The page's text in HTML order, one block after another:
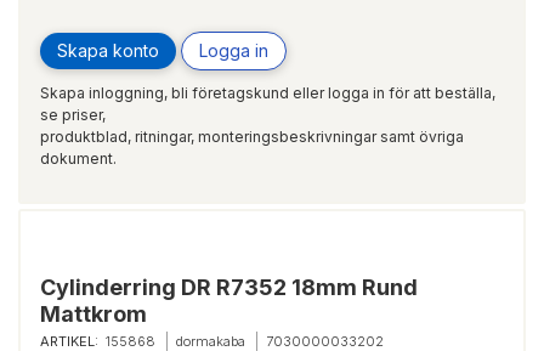
Skapa konto Logga in
Skapa inloggning, bli företagskund eller logga in för att beställa,
se priser,
produktblad, ritningar, monteringsbeskrivningar samt övriga
dokument.
Cylinderring DR R7352 18mm Rund
Mattkrom
ARTIKEL: 155868 dormakaba 7030000033202